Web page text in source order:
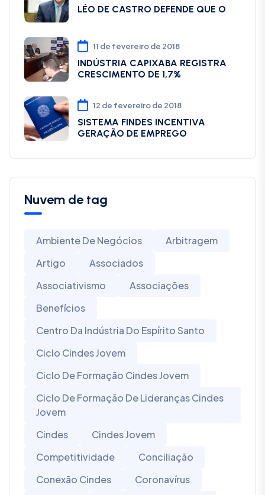
LÉO DE CASTRO DEFENDE QUE O
11 de fevereiro de 2018
INDÚSTRIA CAPIXABA REGISTRA
CRESCIMENTO DE 1,7%
12 de fevereiro de 2018
SISTEMA FINDES INCENTIVA
GERAÇÃO DE EMPREGO
Nuvem de tag
Ambiente De Negócios
Arbitragem
Artigo
Associados
Associativismo
Associações
Benefícios
Centro Da Indústria Do Espírito Santo
Ciclo Cindes Jovem
Ciclo De Formação Cindes Jovem
Ciclo De Formação De Lideranças Cindes
Jovem
Cindes
Cindes Jovem
Competitividade
Conciliação
Conexão Cindes
Coronavírus